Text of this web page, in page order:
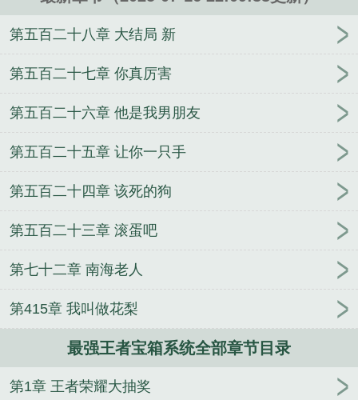
最强王者7倍箱子
最强王者没有
保星卡吗 最强王者游戏宝物攻略
最强王者宝物图
最强王者宝书网 最强王者998元散件礼包码怎么获
者箱子倍数条件 最强王者箱子计算
最强王者保星
者箱子条件图
王者宝箱2020
最强王者三国宝箱计
算
最强王者元宝怎么刷
王者荣耀之最强宝箱系统
[综英美]屏幕直播迫害中
一眼万年唯爱永
生
人在古代，但考四级
只有
公啦 宝贝，在干嘛娃综
独家
师下山，红白席上她站岗
这个玩家有点
第五百二十八章 大结局 新
第五百二十七章 你真厉害
第五百二十六章 他是我男朋友
第五百二十五章 让你一只手
第五百二十四章 该死的狗
第五百二十三章 滚蛋吧
第七十二章 南海老人
第415章 我叫做花梨
最强王者宝箱系统全部章节目录
第1章 王者荣耀大抽奖